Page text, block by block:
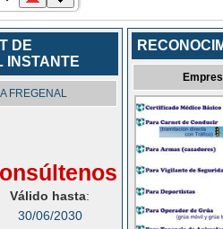
DE
INSTANTE
FREGENAL
Válido hasta:
30/06/2030